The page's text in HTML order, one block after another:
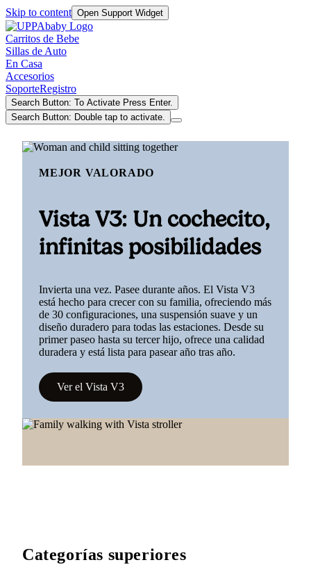
Skip to content Open Support Widget
Carritos de Bebe
Sillas de Auto
En Casa
Accesorios
SoporteRegistro
Search Button: To Activate Press Enter.
Search Button: Double tap to activate.
MEJOR VALORADO
Vista V3: Un cochecito,
infinitas posibilidades
Invierta una vez. Pasee durante años. El Vista V3
está hecho para crecer con su familia, ofreciendo más
de 30 configuraciones, una suspensión suave y un
diseño duradero para todas las estaciones. Desde su
primer paseo hasta su tercer hijo, ofrece una calidad
duradera y está lista para pasear año tras año.
Ver el Vista V3
Categorías superiores